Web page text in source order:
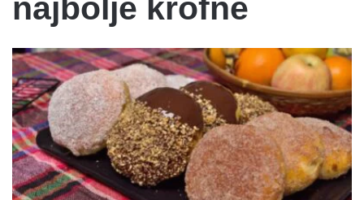
najbolje krofne